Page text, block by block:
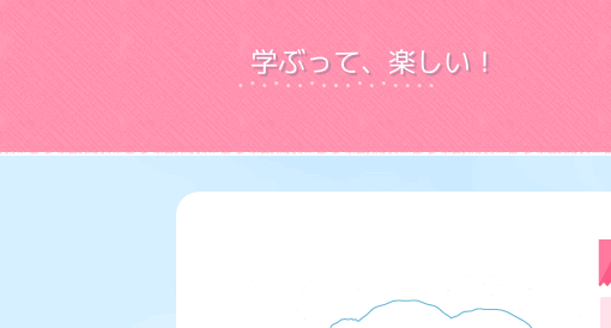
学ぶって、楽しい！